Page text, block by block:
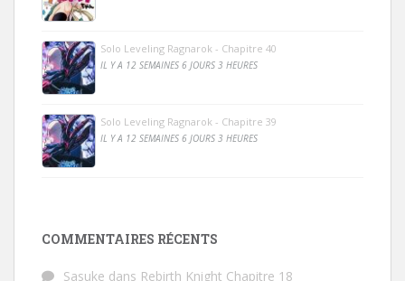
Solo Leveling Ragnarok - Chapitre 40
IL Y A 12 SEMAINES 6 JOURS 3 HEURES
Solo Leveling Ragnarok - Chapitre 39
IL Y A 12 SEMAINES 6 JOURS 3 HEURES
COMMENTAIRES RÉCENTS
Sasuke dans Rebirth Knight Chapitre 18